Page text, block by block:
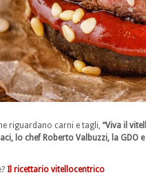
riguardano carni e tagli, “Viva il
lo chef Roberto Valbuzzi, la GDO
Il ricettario vitellocentrico